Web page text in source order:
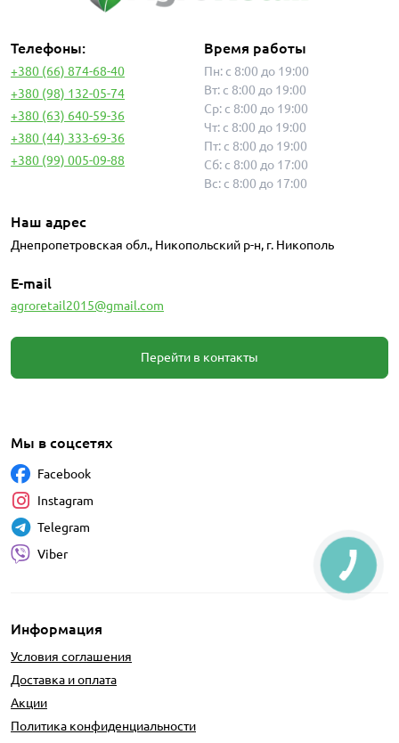
Телефоны:
+380 (66) 874-68-40
+380 (98) 132-05-74
+380 (63) 640-59-36
+380 (44) 333-69-36
+380 (99) 005-09-88
Время работы
Пн: с 8:00 до 19:00
Вт: с 8:00 до 19:00
Ср: с 8:00 до 19:00
Чт: с 8:00 до 19:00
Пт: с 8:00 до 19:00
Сб: с 8:00 до 17:00
Вс: с 8:00 до 17:00
Наш адрес
Днепропетровская обл., Никопольский р-н, г. Никополь
E-mail
agroretail2015@gmail.com
Перейти в контакты
Информация
Условия соглашения
Доставка и оплата
Акции
Политика конфиденциальности
Мы в соцсетях
Facebook
Instagram
Telegram
Viber